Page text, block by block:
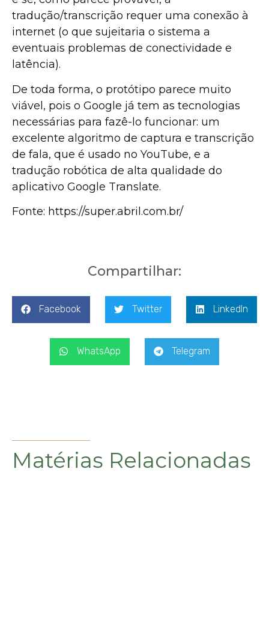
tradução/transcrição requer uma conexão à
internet (o que sujeitaria o sistema a
eventuais problemas de conectividade e
latência).
De toda forma, o protótipo parece muito
viável, pois o Google já tem as tecnologias
necessárias para fazê-lo funcionar: um
excelente algoritmo de captura e transcrição
de fala, que é usado no YouTube, e a
tradução robótica de alta qualidade do
aplicativo Google Translate.
Fonte: https://super.abril.com.br/
Compartilhar:
Facebook Twitter LinkedIn
WhatsApp Telegram
Matérias Relacionadas